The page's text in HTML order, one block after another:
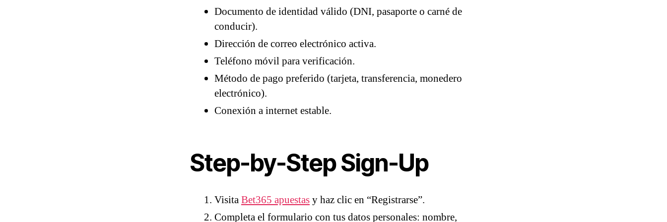
Documento de identidad válido (DNI, pasaporte o carné de
conducir).
Dirección de correo electrónico activa.
Teléfono móvil para verificación.
Método de pago preferido (tarjeta, transferencia, monedero
electrónico).
Conexión a internet estable.
Step-by-Step Sign-Up
VisitaBet365 apuestasy haz clic en “Registrarse”.
Completa el formulario con tus datos personales: nombre,